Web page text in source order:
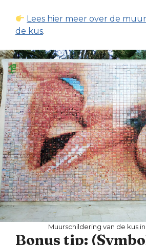
Lees hier meer over de
de kus.
Muurschildering van de kus
Bonus tip: